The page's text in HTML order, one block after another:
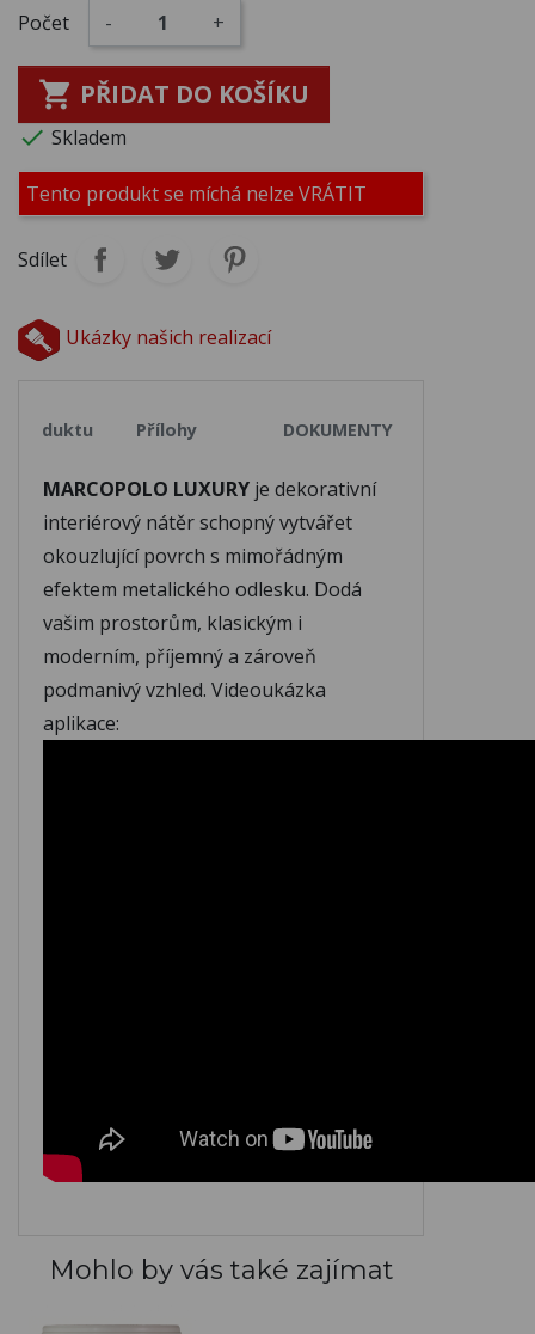
M014 M015
M017 M018 M019
M020 M021 M022
M023 M024 M025
M026 M027 M028
M029 M030 M031
M032 M033 M034
M035 M036 M037
M038 M039 M040
M056 M057 M058
M059 M060 M061
Počet - +
 PŘIDAT DO KOŠÍKU
 Skladem
Tento produkt se míchá nelze VRÁTIT
Sdílet
Ukázky našich realizací
produktu Přílohy DOKUMENTY KE STAŽENÍ
MARCOPOLO LUXURY je dekorativní
interiérový nátěr schopný vytvářet
okouzlující povrch s mimořádným
efektem metalického odlesku. Dodá
vašim prostorům, klasickým i
moderním, příjemný a zároveň
podmanivý vzhled. Videoukázka
aplikace:
Mohlo by vás také zajímat